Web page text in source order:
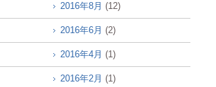
2016年8月 (12)
2016年6月 (2)
2016年4月 (1)
2016年2月 (1)